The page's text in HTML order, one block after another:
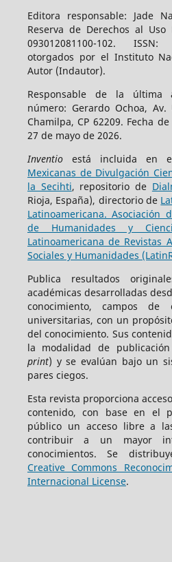
Editora responsable: Jade
Reserva de Derechos al Uso
093012081100-102.
otorgados por el Instituto
Autor (Indautor).
Responsable de la última
número: Gerardo Ochoa, Av.
Chamilpa, CP 62209. Fecha
27 de mayo de 2026.
Inventioestá incluida en
Mexicanas de Divulgación
la Secihti, repositorio de
Rioja, España), directorio de
Latinoamericana. Asociación
de Humanidades y
Latinoamericana de Revistas
Sociales y Humanidades
Publica resultados
académicas desarrolladas
conocimiento, campos de
universitarias, con un
del conocimiento. Sus
la modalidad de
print) y se evalúan bajo un
pares ciegos.
Esta revista proporciona
contenido, con base en el
público un acceso libre a
contribuir a un mayor
conocimientos. Se
Creative Commons
Internacional License.